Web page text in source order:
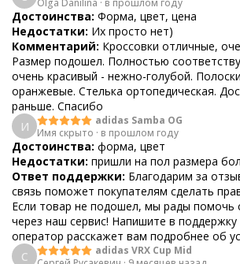
Достоинства: Форма, цвет, цена
Недостатки: Их просто нет)
Комментарий: Кроссовки отличные,
Размер подошел. Полностью
очень красивый - нежно-голубой.
оранжевые. Стелька ортопедическая.
раньше. Спасибо
И
adidas Samba OG
Имя скрыто · в прошлом году
Достоинства: форма, цвет
Недостатки: пришли на пол размера
Ответ поддержки: Благодарим за
связь поможет покупателям сделать
Если товар не подошел, мы рады помочь
через наш сервис! Напишите в поддержку
оператор расскажет вам подробнее об
С
adidas VRX Cup Mid